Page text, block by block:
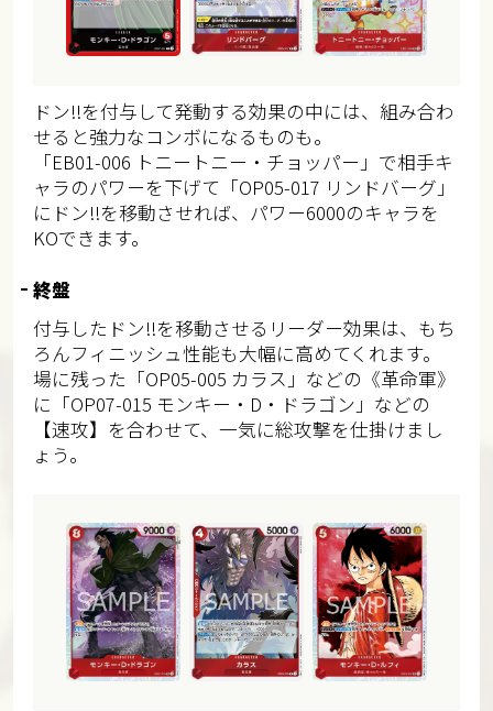
ドン!!を付与して発動する効果の中には、組み合わ
せると強力なコンボになるものも。
「EB01-006 トニートニー・チョッパー」で相手キ
ャラのパワーを下げて「OP05-017 リンドバーグ」
にドン!!を移動させれば、パワー6000のキャラを
KOできます。
終盤
付与したドン!!を移動させるリーダー効果は、もち
ろんフィニッシュ性能も大幅に高めてくれます。
場に残った「OP05-005 カラス」などの《革命軍》
に「OP07-015 モンキー・D・ドラゴン」などの
【速攻】を合わせて、一気に総攻撃を仕掛けまし
ょう。